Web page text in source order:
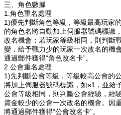
三、角色數據
1.角色重名處理
1)優先判斷角色等級，等級最高玩家
的角色名將自動加上伺服器號碼標識
改名機會；若玩家等級相同，則判斷
變，給予戰力少的玩家一次改名的機
通過郵件獲得“角色改名卡”。
2.公會重名處理
1)先判斷公會等級，等級較高公會的
將加上伺服器號碼標識，如s1，並給
公會等級相同，則判斷公會經驗，經
資金較少的公會一次改名的機會。因
將通過郵件獲得“公會改名卡”。